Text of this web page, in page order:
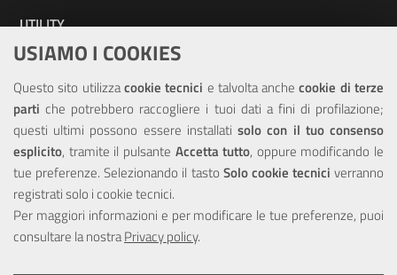
USIAMO I COOKIES
Questo sito utilizzacookie tecnici e talvolta anchecookie di terze
parti che potrebbero raccogliere i tuoi dati a fini di profilazione;
questi ultimi possono essere installatisolo con il tuo consenso
esplicito, tramite il pulsante Accetta tutto, oppure modificando le
tue preferenze. Selezionando il tasto Solo cookie tecnici verranno
registrati solo i cookie tecnici.
Per maggiori informazioni e per modificare le tue preferenze, puoi
consultare la nostraPrivacy policy.
UTILITY
Sitemap
NOTE LEGALI
Note Legali
Privacy
Dichiarazione di accessibilità